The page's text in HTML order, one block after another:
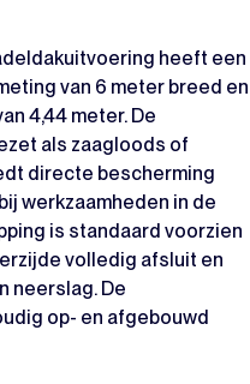
heeft een
van 6 meter breed en
4,44 meter. De
als zaagloods of
directe bescherming
werkzaamheden in de
is standaard voorzien
volledig afsluit en
neerslag. De
op- en afgebouwd